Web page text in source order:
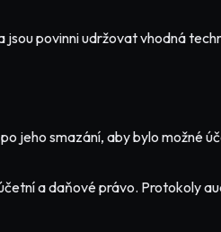
povinni udržovat vhodná
jeho smazání, aby bylo možné
a daňové právo. Protokoly